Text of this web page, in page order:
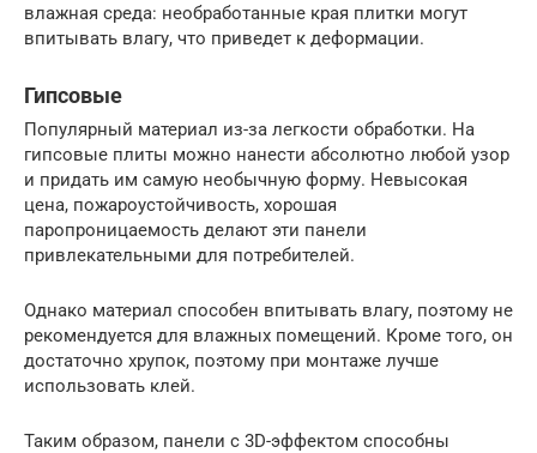
влажная среда: необработанные края плитки могут
впитывать влагу, что приведет к деформации.
Гипсовые
​Популярный материал из-за легкости обработки. На
гипсовые плиты можно нанести абсолютно любой узор
и придать им самую необычную форму. Невысокая
цена, пожароустойчивость, хорошая
паропроницаемость делают эти панели
привлекательными для потребителей.
Однако материал способен впитывать влагу, поэтому не
рекомендуется для влажных помещений. Кроме того, он
достаточно хрупок, поэтому при монтаже лучше
использовать клей.
Таким образом, панели с 3D-эффектом способны